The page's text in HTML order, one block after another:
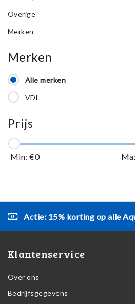
Overige
Merken
Merken
Alle merken
VDL
Prijs
Min: €0
Actie: 15% korting op alle
Klantenservice
Over ons
Bedrijfsgegevens